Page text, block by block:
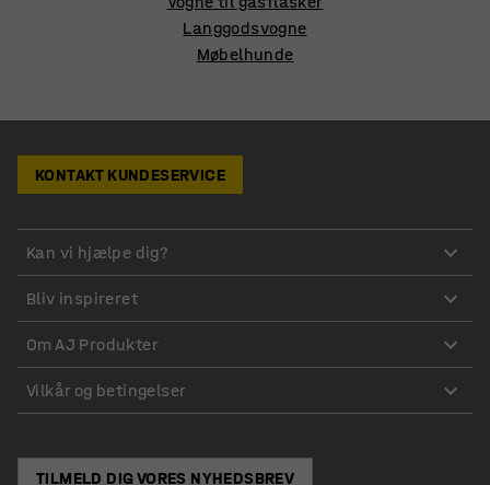
Langgodsvogne
Møbelhunde
KONTAKT KUNDESERVICE
Kan vi hjælpe dig?
Bliv inspireret
Om AJ Produkter
Vilkår og betingelser
TILMELD DIG VORES NYHEDSBREV